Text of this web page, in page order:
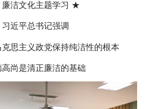
洁文化主题学习 ★
习近平总书记强调
思主义政党保持纯洁性的根本
高尚是清正廉洁的基础